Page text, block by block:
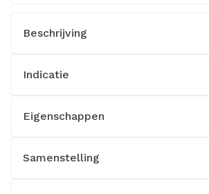
Beschrijving
Indicatie
Eigenschappen
Samenstelling